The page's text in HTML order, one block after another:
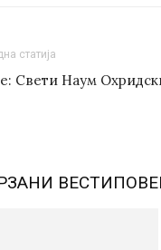
статија
Свети Наум
ВЕСТИ